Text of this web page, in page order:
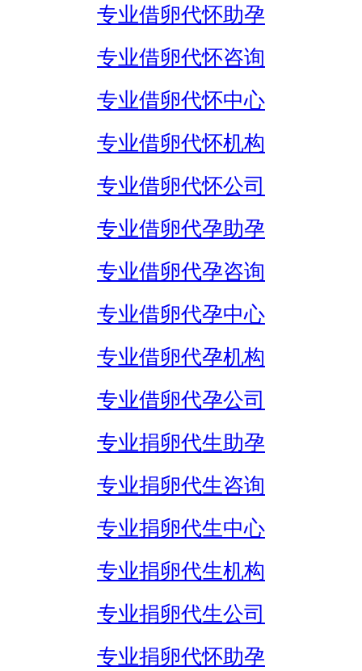
专业借卵代怀助孕
专业借卵代怀咨询
专业借卵代怀中心
专业借卵代怀机构
专业借卵代怀公司
专业借卵代孕助孕
专业借卵代孕咨询
专业借卵代孕中心
专业借卵代孕机构
专业借卵代孕公司
专业捐卵代生助孕
专业捐卵代生咨询
专业捐卵代生中心
专业捐卵代生机构
专业捐卵代生公司
专业捐卵代怀助孕